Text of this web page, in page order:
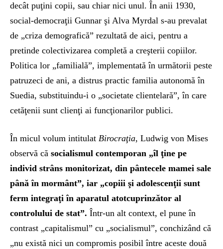
decât puţini copii, sau chiar nici unul. În anii 1930,
social-democraţii Gunnar şi Alva Myrdal s-au prevalat
de „criza demografică” rezultată de aici, pentru a
pretinde colectivizarea completă a creşterii copiilor.
Politica lor „familială”, implementată în următorii peste
patruzeci de ani, a distrus practic familia autonomă în
Suedia, substituindu-i o „societate clientelară”, în care
cetăţenii sunt clienţi ai funcţionarilor publici.
În micul volum intitulat Birocraţia, Ludwig von Mises
observă că socialismul contemporan „îl ţine pe
individ strâns monitorizat, din pântecele mamei sale
până în mormânt”, iar „copiii şi adolescenţii sunt
ferm integraţi în aparatul atotcuprinzător al
controlului de stat”. Într-un alt context, el pune în
contrast „capitalismul” cu „socialismul”, conchizând că
„nu există nici un compromis posibil între aceste două